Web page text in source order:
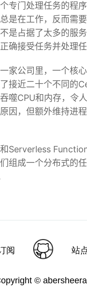
专门处理任务的程
是在工作，反而需
是占据了太多的服
确接受任务并处理任
家公司里，一个核
接近二十个不同的
噬CPU和内存，令
因，但额外维持进
Serverless
组成一个分布式的
阅 站
©